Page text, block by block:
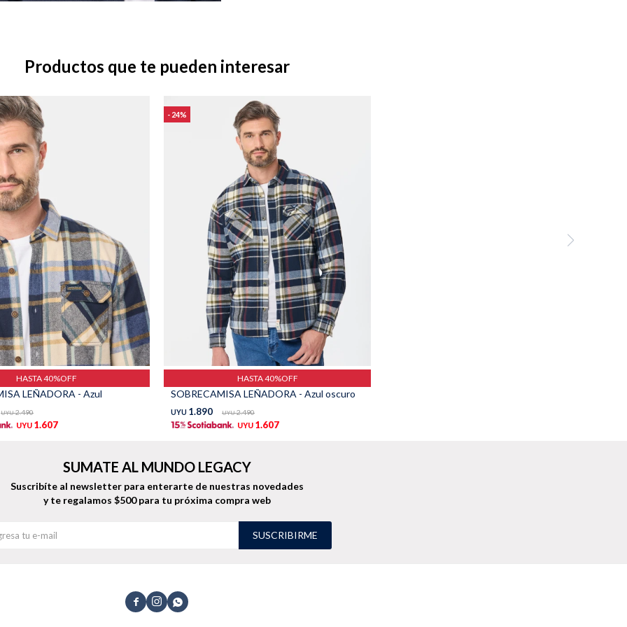
Productos que te pueden interesar
HASTA 40%OFF
LEÑADORA - Azul
UYU 2.490
UYU 1.607
24
HASTA 40%OFF
SOBRECAMISA LEÑADORA - Azul oscuro
UYU 1.890 UYU 2.490
UYU 1.607
  
SUMATE AL MUNDO LEGACY
Suscribíte al newsletter para enterarte de nuestras novedades
y te regalamos $500 para tu próxima compra web
SUSCRIBIRME